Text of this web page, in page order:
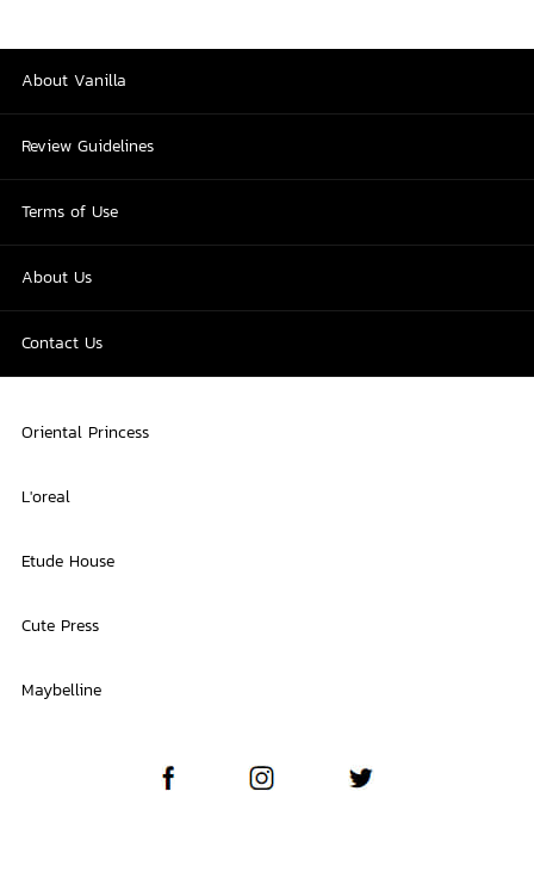
About Vanilla
Review Guidelines
Terms of Use
About Us
Contact Us
Oriental Princess
L'oreal
Etude House
Cute Press
Maybelline